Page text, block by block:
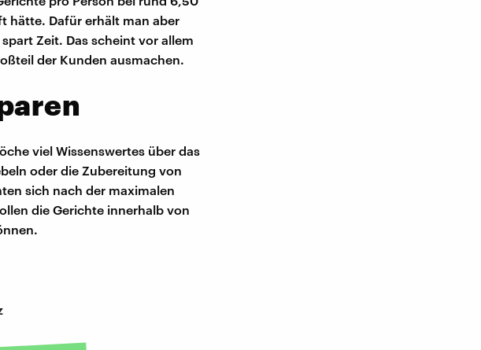
hätte. Dafür erhält man aber
Zeit. Das scheint vor allem
der Kunden ausmachen.
viel Wissenswertes über das
oder die Zubereitung von
sich nach der maximalen
die Gerichte innerhalb von